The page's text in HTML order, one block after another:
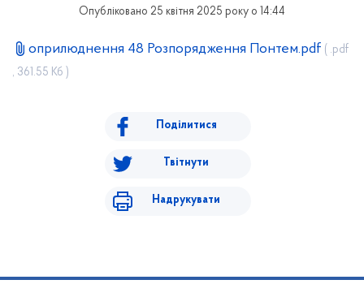
Опубліковано 25 квітня 2025 року о 14:44
оприлюднення 48 Розпорядження Понтем.pdf ( .pdf
, 361.55 Кб )
Поділитися
Твітнути
Надрукувати